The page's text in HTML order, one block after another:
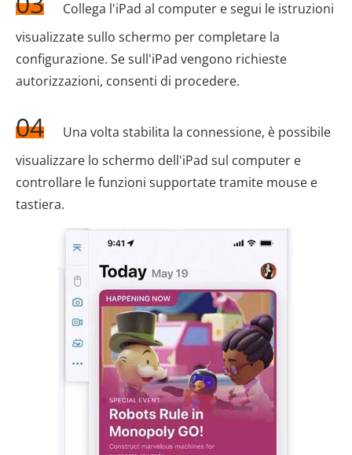
Collega l'iPad al computer e segui le istruzioni
visualizzate sullo schermo per completare la
configurazione. Se sull'iPad vengono richieste
autorizzazioni, consenti di procedere.
04
Una volta stabilita la connessione, è possibile
visualizzare lo schermo dell'iPad sul computer e
controllare le funzioni supportate tramite mouse e
tastiera.